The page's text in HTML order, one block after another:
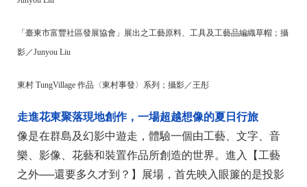
「臺東市富豐社區發展協會」展出之工藝原料、工具及工藝品編織草帽；攝
影／Junyou Liu
東村 TungVillage 作品〈東村事發〉系列；攝影／王彤
走進花東聚落現地創作，一場超越想像的夏日行旅
像是在群島及幻影中遊走，體驗一個由工藝、文字、音
樂、影像、花藝和裝置作品所創造的世界。進入【工藝
之外──還要多久才到？】展場，首先映入眼簾的是投影